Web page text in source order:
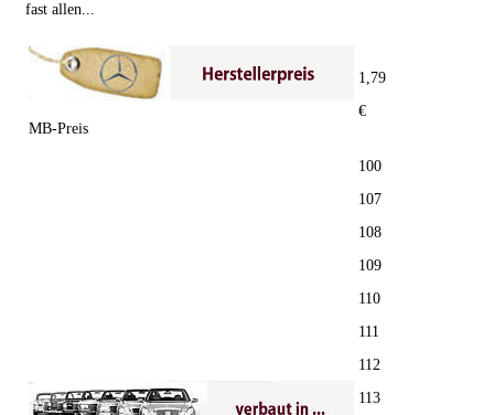
fast allen...
MB-Preis
1,79
€
100
107
108
109
110
111
112
113